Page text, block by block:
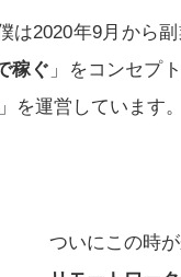
は2020年9月から
稼ぐ 」をコンセプ
」を運営しています。
ついにこの時